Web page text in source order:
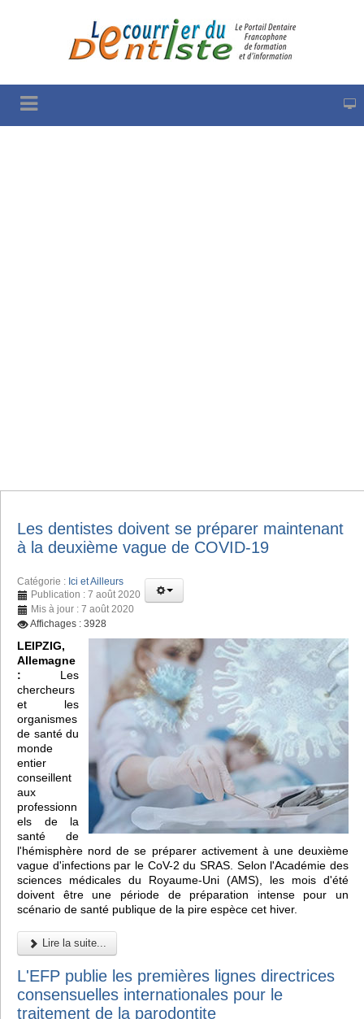
Les dentistes doivent se préparer maintenant
à la deuxième vague de COVID-19
Catégorie : Ici et Ailleurs
Publication : 7 août 2020
Mis à jour : 7 août 2020
Affichages : 3928
LEIPZIG,
Allemagne
: Les
chercheurs
et les
organismes
de santé du
monde
entier
conseillent
aux
professionn
els de la
santé de
l'hémisphère nord de se préparer activement à une deuxième
vague d'infections par le CoV-2 du SRAS. Selon l'Académie des
sciences médicales du Royaume-Uni (AMS), les mois d'été
doivent être une période de préparation intense pour un
scénario de santé publique de la pire espèce cet hiver.
Lire la suite...
L'EFP publie les premières lignes directrices
consensuelles internationales pour le
traitement de la parodontite